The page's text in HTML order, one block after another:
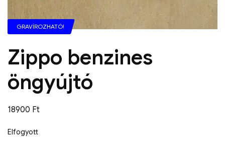
GRAVÍROZHATÓ!
Zippo benzines
öngyújtó
18900 Ft
Elfogyott